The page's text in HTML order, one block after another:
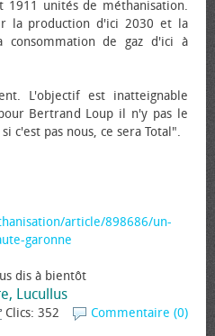
1911 unités de méthanisation.
la production d'ici 2030 et la
consommation de gaz d'ici à
L'objectif est inatteignable
Bertrand Loup il n'y pas le
c'est pas nous, ce sera Total".
article/898686/un-
garonne
dis à bientôt
Lucullus
Commentaire (0)
Clics: 352